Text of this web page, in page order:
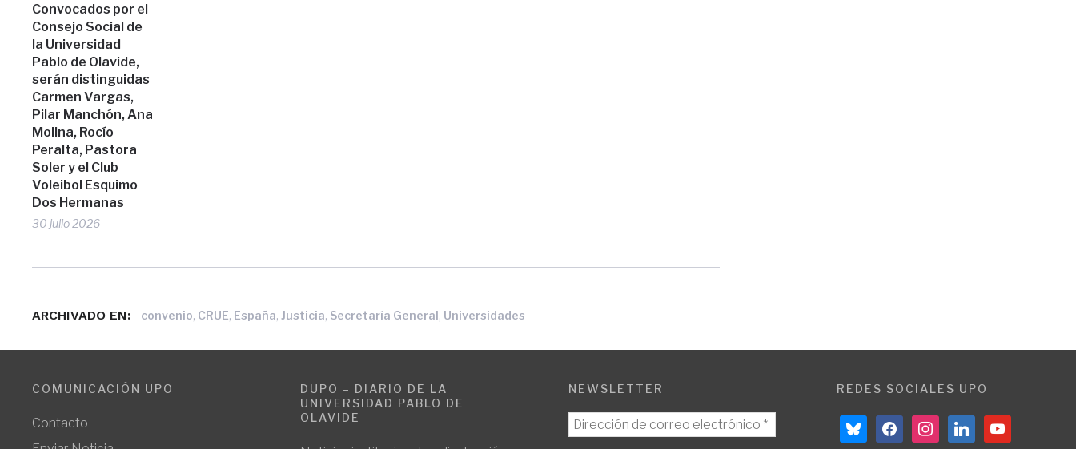
Convocados por el
Consejo Social de
la Universidad
Pablo de Olavide,
serán distinguidas
Carmen Vargas,
Pilar Manchón, Ana
Molina, Rocío
Peralta, Pastora
Soler y el Club
Voleibol Esquimo
Dos Hermanas
30 julio 2026
ARCHIVADO EN: convenio, CRUE, España,Justicia, Secretaría General, Universidades
COMUNICACIÓN UPO
Contacto
DUPO – DIARIO DE LA
UNIVERSIDAD PABLO DE
OLAVIDE
NEWSLETTER REDES SOCIALES UPO
blueskyfacebookinstagramlinkedin youtube